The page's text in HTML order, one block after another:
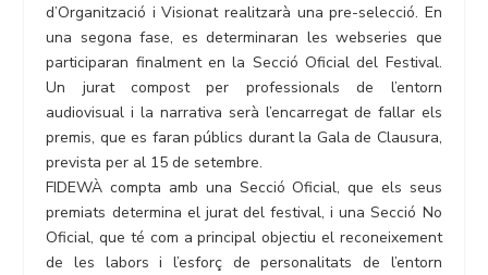
d’Organització i Visionat realitzarà una pre-selecció. En
una segona fase, es determinaran les webseries que
participaran finalment en la Secció Oficial del Festival.
Un jurat compost per professionals de l’entorn
audiovisual i la narrativa serà l’encarregat de fallar els
premis, que es faran públics durant la Gala de Clausura,
prevista per al 15 de setembre.
FIDEWÀ compta amb una Secció Oficial, que els seus
premiats determina el jurat del festival, i una Secció No
Oficial, que té com a principal objectiu el reconeixement
de les labors i l’esforç de personalitats de l’entorn